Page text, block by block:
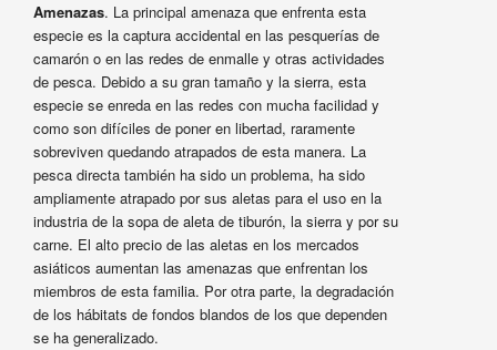
Amenazas. La principal amenaza que enfrenta esta
especie es la captura accidental en las pesquerías de
camarón o en las redes de enmalle y otras actividades
de pesca. Debido a su gran tamaño y la sierra, esta
especie se enreda en las redes con mucha facilidad y
como son difíciles de poner en libertad, raramente
sobreviven quedando atrapados de esta manera. La
pesca directa también ha sido un problema, ha sido
ampliamente atrapado por sus aletas para el uso en la
industria de la sopa de aleta de tiburón, la sierra y por su
carne. El alto precio de las aletas en los mercados
asiáticos aumentan las amenazas que enfrentan los
miembros de esta familia. Por otra parte, la degradación
de los hábitats de fondos blandos de los que dependen
se ha generalizado.